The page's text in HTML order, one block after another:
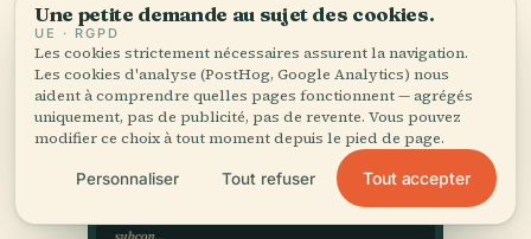
Une petite demande au sujet des cookies.
UE · RGPD
Les cookies strictement nécessaires assurent la navigation.
Les cookies d'analyse (PostHog, Google Analytics) nous
aident à comprendre quelles pages fonctionnent — agrégés
uniquement, pas de publicité, pas de revente. Vous pouvez
modifier ce choix à tout moment depuis le pied de page.
Personnaliser Tout refuser Tout accepter